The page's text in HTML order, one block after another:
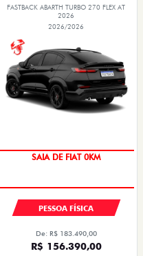
FASTBACK ABARTH TURBO 270 FLEX AT
2026
2026/2026
SAIA DE FIAT 0KM
PESSOA FÍSICA
De: R$ 183.490,00
R$ 156.390,00